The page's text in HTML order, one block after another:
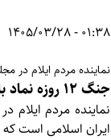
01:38 - 1405/03/28
نماینده مردم ایلام در
جنگ ۱۲ روزه نماد بازدارندگی و اقتدار ایران
ایران اسلامی است